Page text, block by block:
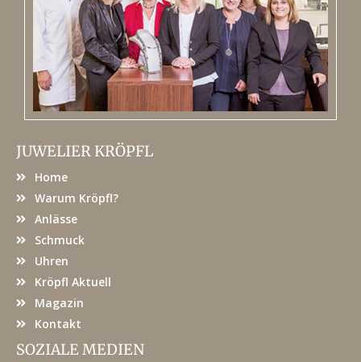
JUWELIER KRÖPFL
Home
Warum Kröpfl?
Anlässe
Schmuck
Uhren
Kröpfl Aktuell
Magazin
Kontakt
SOZIALE MEDIEN